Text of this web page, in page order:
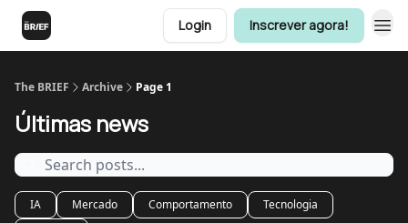
Login Inscrever agora!
The BRIEF Archive Page 1
Últimas news
IA Mercado Comportamento
Tecnologia